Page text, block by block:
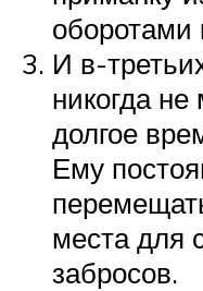
оборотами
И в-
никогда
долгое
Ему
места для
забросов.